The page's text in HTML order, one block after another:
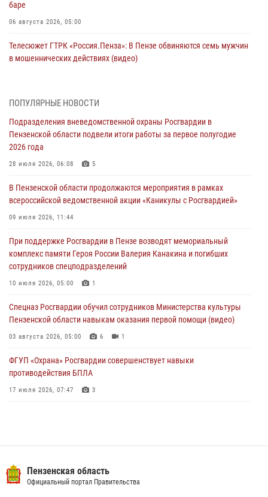
баре
06 августа 2026, 05:00
Телесюжет ГТРК «Россия.Пенза»: В Пензе обвиняются семь мужчин
в мошеннических действиях (видео)
В Заречном росгвардейцы почтили память легендарного генерала
05 августа 2026, 07:00
Сотрудники пензенского ОМОН «Страж» познакомили участников
сборов «Гвардеец» с вооружением и техникой Росгвардии
В Пензе сотрудники Росгвардии оказали помощь
дезориентированному пенсионеру
В Пензе при силовой поддержке Росгвардии пресечена
деятельность ОПГ, маскировавшейся под реабилитационный центр
(видео)
ПОПУЛЯРНЫЕ НОВОСТИ
Подразделения вневедомственной охраны Росгвардии в
Пензенской области подвели итоги работы за первое полугодие
2026 года
28 июля 2026, 06:08 5
В Пензенской области продолжаются мероприятия в рамках
всероссийской ведомственной акции «Каникулы с Росгвардией»
09 июля 2026, 11:44
При поддержке Росгвардии в Пензе возводят мемориальный
комплекс памяти Героя России Валерия Канакина и погибших
сотрудников спецподразделений
10 июля 2026, 05:00 1
Спецназ Росгвардии обучил сотрудников Министерства культуры
Пензенской области навыкам оказания первой помощи (видео)
03 августа 2026, 05:00 6 1
ФГУП «Охрана» Росгвардии совершенствует навыки
противодействия БПЛА
17 июля 2026, 07:47 3
Пензенский спецназ Росгвардии готовит студентов к окружному
этапу «Зарницы 2.0» (видео)
Пензенская область
Официальный портал Правительства